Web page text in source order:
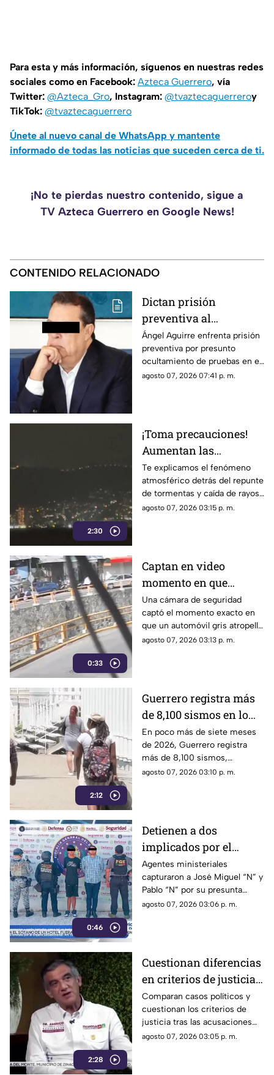
Para esta y más información, síguenos en nuestras redes
sociales como en Facebook: Azteca Guerrero, vía
Twitter: @Azteca_Gro, Instagram: @tvaztecaguerreroy
TikTok: @tvaztecaguerrero
Únete al nuevo canal de WhatsApp y mantente
informado de todas las noticias que suceden cerca de ti.
¡No te pierdas nuestro contenido, sigue a
TV Azteca Guerrero en Google News!
CONTENIDO RELACIONADO
Dictan prisión
preventiva al
exgobernador Ángel
Aguirre por presunto
ocultamiento de
pruebas en el caso
Ángel Aguirre enfrenta prisión
preventiva por presunto
ocultamiento de pruebas en el
caso de los 43 normalistas de
agosto 07, 2026 07:41 p. m.
2:30
¡Toma precauciones!
Aumentan las
tormentas eléctricas y
lluvias intensas en
Acapulco
Te explicamos el fenómeno
atmosférico detrás del repunte
de tormentas y caída de rayos
en el puerto.
agosto 07, 2026 03:15 p. m.
0:33
Captan en video
momento en que
vehículo embiste a una
familia en
Chilpancingo
Una cámara de seguridad
captó el momento exacto en
que un automóvil gris atropelló
a una familia que caminaba
agosto 07, 2026 03:13 p. m.
2:12
Guerrero registra más
de 8,100 sismos en lo
que va de 2026, el año
con mayor sismicidad
de los últimos cinco
años
En poco más de siete meses
de 2026, Guerrero registra
más de 8,100 sismos,
posicionándose como el año
agosto 07, 2026 03:10 p. m.
0:46
Detienen a dos
implicados por el
homicidio de Violeta en
su estética en Acapulco
Agentes ministeriales
capturaron a José Miguel “N” y
Pablo “N” por su presunta
responsabilidad en el
agosto 07, 2026 03:06 p. m.
2:28
Cuestionan diferencias
en criterios de justicia
por casos políticos en
Guerrero y Sinaloa
Comparan casos políticos y
cuestionan los criterios de
justicia tras las acusaciones
contra exfuncionarios de
agosto 07, 2026 03:05 p. m.